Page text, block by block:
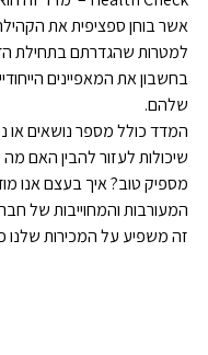
אשר בוחן ספציפית את
למטרות שהגדרתם בתחילת
בחשבון את המאפיינים
שלהם.
המדד כולל מספר נושאים או
שיכולות לעזור להבין האם
מספיק טוב? איך בעצם אנו
המעורבות והמחוייבות של
זה משפיע על המכירות שלנו